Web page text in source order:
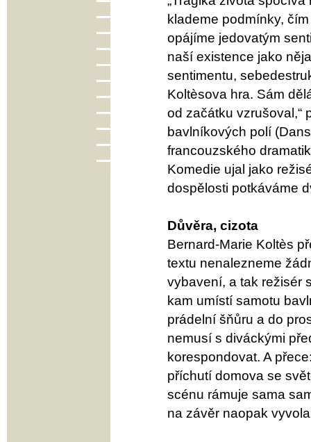
klademe podmínky,
opájíme jedovatým
naší existence jako
sentimentu,
Koltèsova hra. Sám
od začátku vzrušoval,“
bavlníkových polí
francouzského
Komedie ujal jako
dospělosti potkáváme
Důvěra, cizota
Bernard-Marie Koltès
textu nenalezneme
vybavení, a tak režisér
kam umístí samotu
prádelní šňůru a do
nemusí s diváckými
korespondovat. A
příchutí domova se
scénu rámuje sama
na závěr naopak